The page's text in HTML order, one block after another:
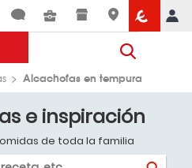
Alcachofas en tempura
e inspiración
de toda la familia